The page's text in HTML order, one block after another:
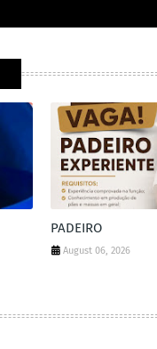
PADEIRO
August 06, 2026